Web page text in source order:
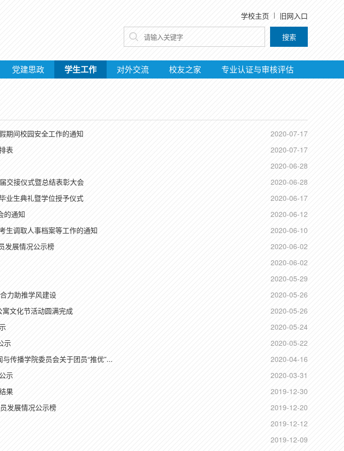
学校主页 旧网入口
搜索
党建思政 学生工作 对外交流 校友之家 专业认证与审核评估
期间校园安全工作的通知
2020-07-17
表
2020-07-17
2020-06-28
交接仪式暨总结表彰大会
2020-06-28
业生典礼暨学位授予仪式
2020-06-17
的通知
2020-06-12
生调取人事档案等工作的通知
2020-06-10
发展情况公示榜
2020-06-02
2020-06-02
2020-05-29
力助推学风建设
2020-05-26
寓文化节活动圆满完成
2020-05-26
2020-05-24
示
2020-05-22
传播学院委员会关于团员“推优”...
2020-04-16
示
2020-03-31
果
2019-12-30
发展情况公示榜
2019-12-20
2019-12-12
2019-12-09